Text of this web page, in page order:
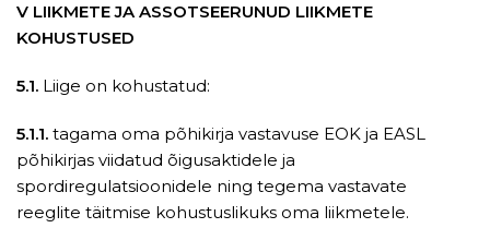
V LIIKMETE JA ASSOTSEERUNUD LIIKMETE
KOHUSTUSED
5.1. Liige on kohustatud:
5.1.1. tagama oma põhikirja vastavuse EOK ja EASL
põhikirjas viidatud õigusaktidele ja
spordiregulatsioonidele ning tegema vastavate
reeglite täitmise kohustuslikuks oma liikmetele.